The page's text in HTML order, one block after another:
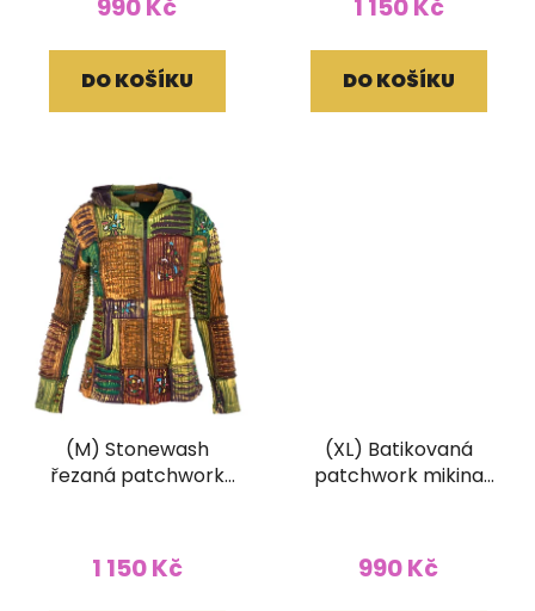
990 Kč
DO KOŠÍKU
1 150 Kč
DO KOŠÍKU
(M) Stonewash
řezaná patchwork
1 150 Kč
(XL) Batikovaná
patchwork mikina
990 Kč